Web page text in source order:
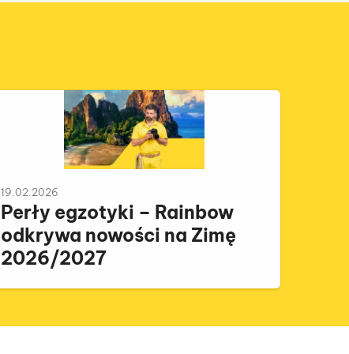
19.02.2026
Perły egzotyki – Rainbow
odkrywa nowości na Zimę
2026/2027